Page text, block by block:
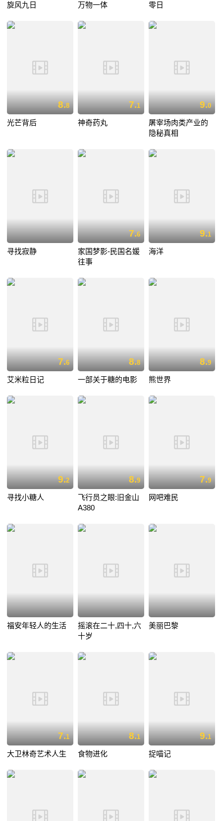
旋风九日 万物一体 零日
8.8
光芒背后
7.1
神奇药丸
9.0
屠宰场肉类产业的
隐秘真相
寻找寂静
7.6
家国梦影-民国名媛
往事
9.1
海洋
7.6
艾米粒日记
8.8
一部关于糖的电影
8.9
熊世界
9.2
寻找小糖人
8.9
飞行员之眼:旧金山
A380
7.9
网吧难民
福安年轻人的生活
摇滚在二十,四十,六
十岁
美丽巴黎
7.1
大卫林奇艺术人生
8.1
食物进化
9.1
捉喵记